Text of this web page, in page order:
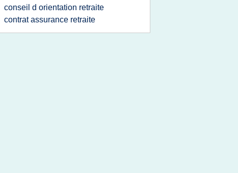
conseil d orientation retraite
contrat assurance retraite